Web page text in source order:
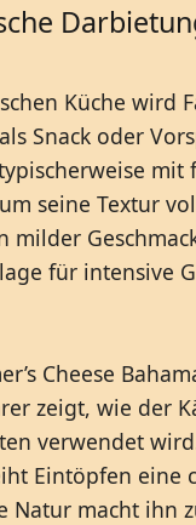
Küche wird
Snack oder
mit
seine Textur
milder
für intensive
Cheese
zeigt, wie der
verwendet
Eintöpfen eine
Natur macht ihn